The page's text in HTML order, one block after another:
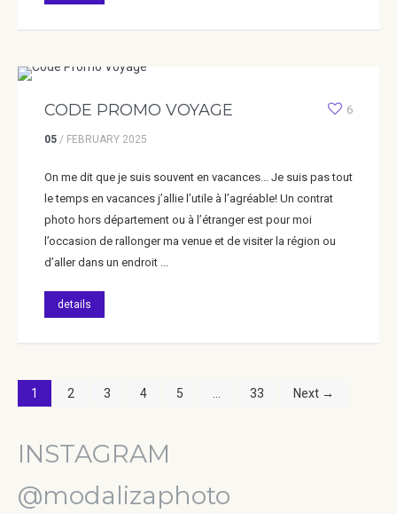
CODE PROMO VOYAGE 6
05 / FEBRUARY 2025
On me dit que je suis souvent en vacances... Je suis pas tout
le temps en vacances j’allie l’utile à l’agréable! Un contrat
photo hors département ou à l’étranger est pour moi
l’occasion de rallonger ma venue et de visiter la région ou
d’aller dans un endroit ...
details
1 2 3 4 5 33 Next →
INSTAGRAM
@modalizaphoto